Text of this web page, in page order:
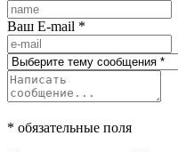
Ваш E-mail *
* обязательные поля